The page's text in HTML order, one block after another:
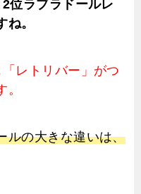
位ラブラドールレ
ね。
レトリバー」がつ
ルの大きな違いは、